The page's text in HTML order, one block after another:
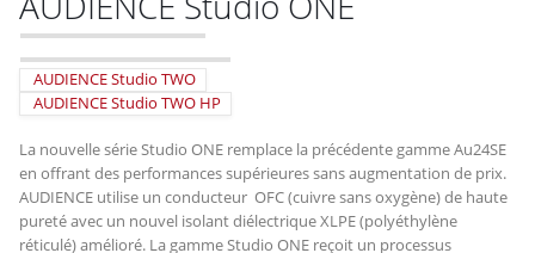
AUDIENCE Studio TWO
AUDIENCE Studio TWO HP
La nouvelle série Studio ONE remplace la précédente gamme Au24SE
en offrant des performances supérieures sans augmentation de prix.
AUDIENCE utilise un conducteur OFC (cuivre sans oxygène) de haute
pureté avec un nouvel isolant diélectrique XLPE (polyéthylène
réticulé) amélioré. La gamme Studio ONE reçoit un processus